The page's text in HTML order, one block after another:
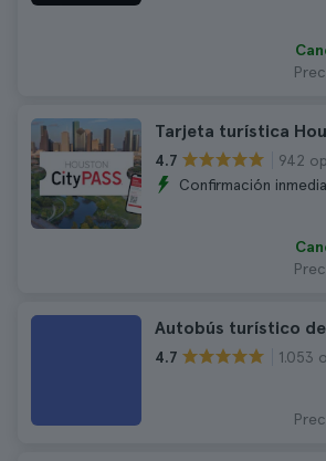
Tarjeta turística
4.7
942
Confirmación
Autobús turístico
4.7 1.053